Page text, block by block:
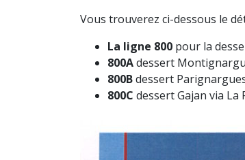
Vous trouverez ci-dessous le
La ligne 800 pour la
800Adessert
800Bdessert
800C dessert Gajan via La